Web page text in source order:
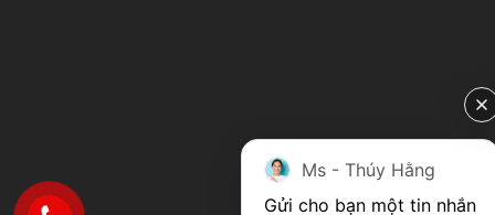
Ms - Thúy Hằng
Gửi cho bạn một tin nhắn